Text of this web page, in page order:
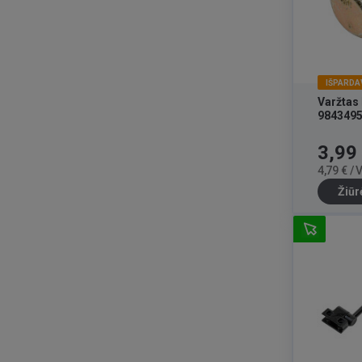
Varžtas
9843495
Kaina
3,99
4,79 € /